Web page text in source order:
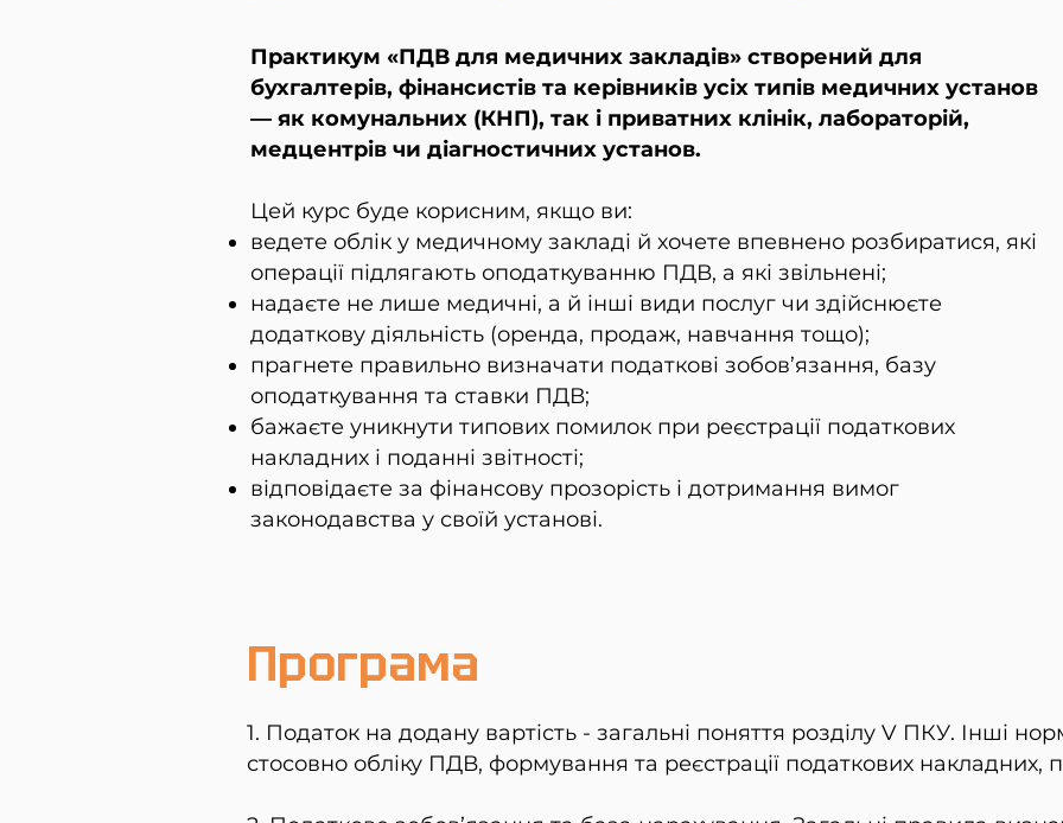
Практикум «ПДВ для медичних закладів» створений для
бухгалтерів, фінансистів та керівників усіх типів медичних установ
— як комунальних (КНП), так і приватних клінік, лабораторій,
медцентрів чи діагностичних установ.
Цей курс буде корисним, якщо ви:
ведете облік у медичному закладі й хочете впевнено розбиратися, які
операції підлягають оподаткуванню ПДВ, а які звільнені;
надаєте не лише медичні, а й інші види послуг чи здійснюєте
додаткову діяльність (оренда, продаж, навчання тощо);
прагнете правильно визначати податкові зобов’язання, базу
оподаткування та ставки ПДВ;
бажаєте уникнути типових помилок при реєстрації податкових
накладних і поданні звітності;
відповідаєте за фінансову прозорість і дотримання вимог
законодавства у своїй установі.
Програма
1. Податок на додану вартість - загальні поняття розділу V ПКУ. Інші
стосовно обліку ПДВ, формування та реєстрації податкових накладних,